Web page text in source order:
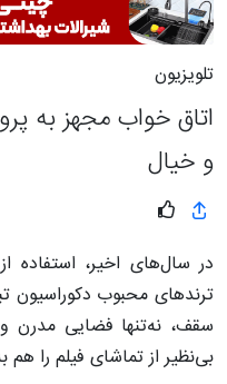
تلویزیون
اتاق خواب مجهز به
و خیال
در سال‌های اخیر، استفاده
ترندهای محبوب
سقف، نه‌تنها فضایی مدرن
بی‌نظیر از تماشای فیلم را